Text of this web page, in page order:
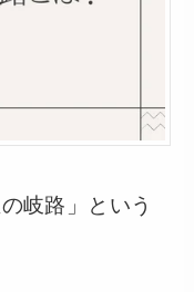
岐路」という